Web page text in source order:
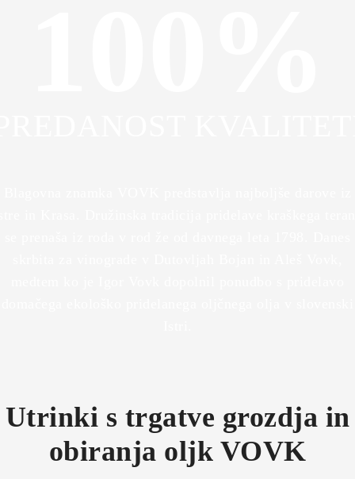
Utrinki s trgatve grozdja in
obiranja oljk VOVK